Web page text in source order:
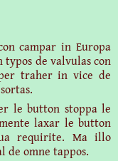
campar in Europa
typos de valvulas con
traher in vice de
le button stoppa le
laxar le button
requirite. Ma illo
de omne tappos.